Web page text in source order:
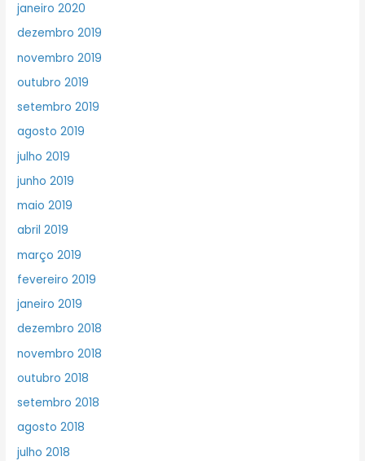
janeiro 2020
dezembro 2019
novembro 2019
outubro 2019
setembro 2019
agosto 2019
julho 2019
junho 2019
maio 2019
abril 2019
março 2019
fevereiro 2019
janeiro 2019
dezembro 2018
novembro 2018
outubro 2018
setembro 2018
agosto 2018
julho 2018